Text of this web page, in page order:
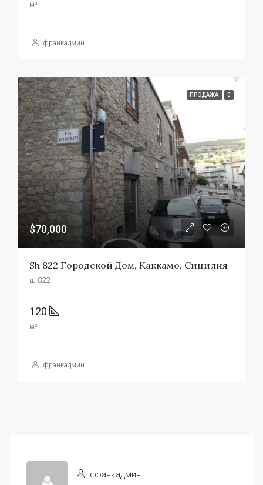
м²
франкадмин
ПРОДАЖА 0
$70,000
Sh 822 Городской Дом, Каккамо, Сицилия
ш 822
120
м²
франкадмин
франкадмин